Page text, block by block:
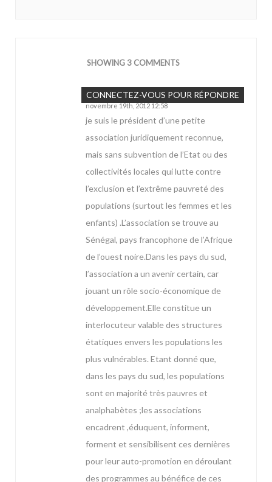
SHOWING 3 COMMENTS
Cisse
novembre 19th, 2012 12:58
CONNECTEZ-VOUS POUR RÉPONDRE
je suis le président d’une petite
association juridiquement reconnue,
mais sans subvention de l’Etat ou des
collectivités locales qui lutte contre
l’exclusion et l’extrême pauvreté des
populations (surtout les femmes et les
enfants) .L’association se trouve au
Sénégal, pays francophone de l’Afrique
de l’ouest noire.Dans les pays du sud,
l’association a un avenir certain, car
jouant un rôle socio-économique de
développement.Elle constitue un
interlocuteur valable des structures
étatiques envers les populations les
plus vulnérables. Etant donné que,
dans les pays du sud, les populations
sont en majorité très pauvres et
analphabètes ;les associations
encadrent ,éduquent, informent,
forment et sensibilisent ces dernières
pour leur auto-promotion en déroulant
des programmes au bénéfice de ces